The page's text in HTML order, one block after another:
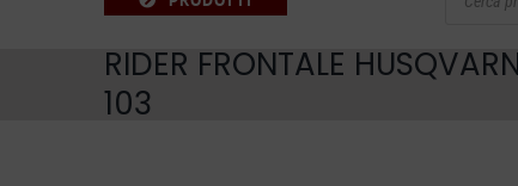
search
RIDER FRONTALE
103